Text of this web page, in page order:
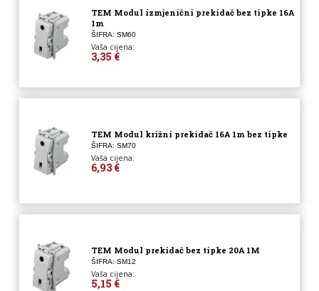
TEM Modul izmjenični prekidač bez tipke 16A
1m
ŠIFRA: SM60
Vaša cijena:
3,35 €
TEM Modul križni prekidač 16A 1m bez tipke
ŠIFRA: SM70
Vaša cijena:
6,93 €
TEM Modul prekidač bez tipke 20A 1M
ŠIFRA: SM12
Vaša cijena:
5,15 €